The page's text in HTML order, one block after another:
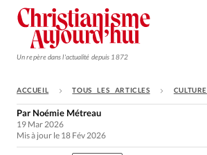
Un repère dans l'actualité depuis 1872
S'ABONNER
Monde
ACCUEIL TOUS LES ARTICLES CULTURE
Par Noémie Métreau
19 Mar 2026
Mis à jour le 18 Fév 2026